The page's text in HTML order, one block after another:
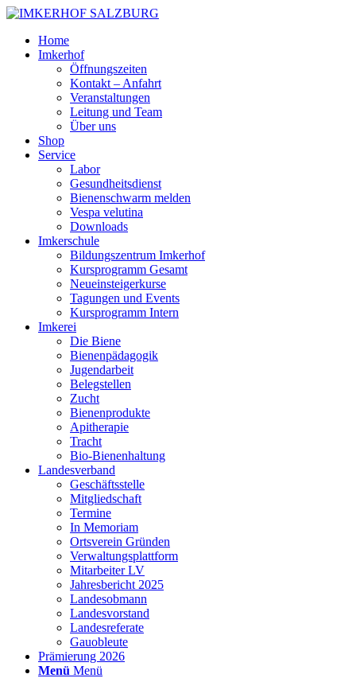
Home
Imkerhof
Öffnungszeiten
Kontakt – Anfahrt
Veranstaltungen
Leitung und Team
Über uns
Shop
Service
Labor
Gesundheitsdienst
Bienenschwarm melden
Vespa velutina
Downloads
Imkerschule
Bildungszentrum Imkerhof
Kursprogramm Gesamt
Neueinsteigerkurse
Tagungen und Events
Kursprogramm Intern
Imkerei
Die Biene
Bienenpädagogik
Jugendarbeit
Belegstellen
Zucht
Bienenprodukte
Apitherapie
Tracht
Bio-Bienenhaltung
Landesverband
Geschäftsstelle
Mitgliedschaft
Termine
In Memoriam
Ortsverein Gründen
Verwaltungsplattform
Mitarbeiter LV
Jahresbericht 2025
Landesobmann
Landesvorstand
Landesreferate
Gauobleute
Prämierung 2026
Menü Menü